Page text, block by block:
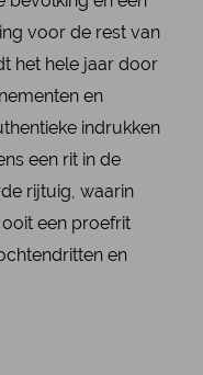
voor de rest van
het hele jaar door
en
indrukken
een rit in de
rijtuig, waarin
een proefrit
en